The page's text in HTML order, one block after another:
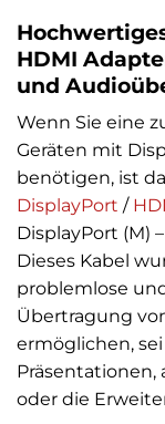
HDMI
und
Wenn Sie eine
Geräten mit
benötigen, ist
DisplayPort /
DisplayPort (M)
Dieses Kabel
problemlose
Übertragung
ermöglichen,
Präsentationen,
oder die